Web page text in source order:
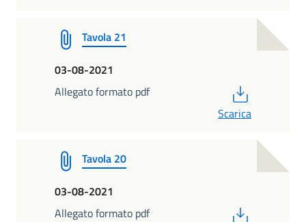
Tavola 21
03-08-2021
Allegato formato pdf
Scarica
Tavola 20
03-08-2021
Allegato formato pdf